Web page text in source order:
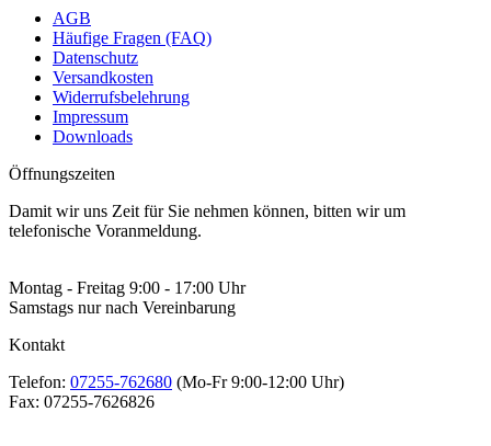
AGB
Häufige Fragen (FAQ)
Datenschutz
Versandkosten
Widerrufsbelehrung
Impressum
Downloads
Öffnungszeiten
Damit wir uns Zeit für Sie nehmen können, bitten wir um
telefonische Voranmeldung.
Montag - Freitag 9:00 - 17:00 Uhr
Samstags nur nach Vereinbarung
Kontakt
Telefon: 07255-762680 (Mo-Fr 9:00-12:00 Uhr)
Fax: 07255-7626826